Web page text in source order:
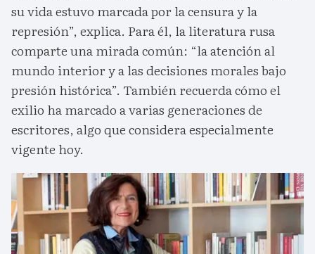
su vida estuvo marcada por la censura y la
represión”, explica. Para él, la literatura rusa
comparte una mirada común: “la atención al
mundo interior y a las decisiones morales bajo
presión histórica”. También recuerda cómo el
exilio ha marcado a varias generaciones de
escritores, algo que considera especialmente
vigente hoy.